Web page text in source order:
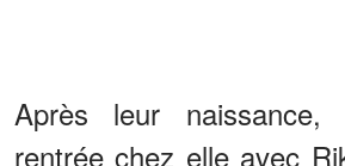
Après leur naissance,
rentrée chez elle avec